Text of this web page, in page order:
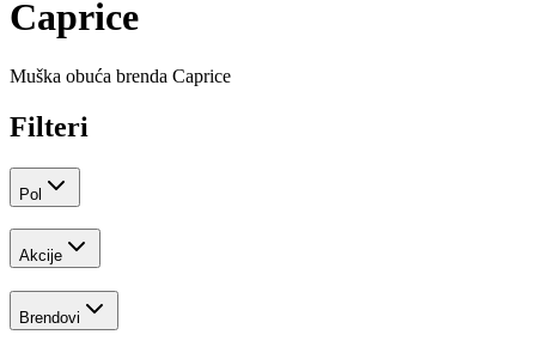
Caprice
Muška obuća brenda Caprice
Filteri
Pol
Akcije
Brendovi